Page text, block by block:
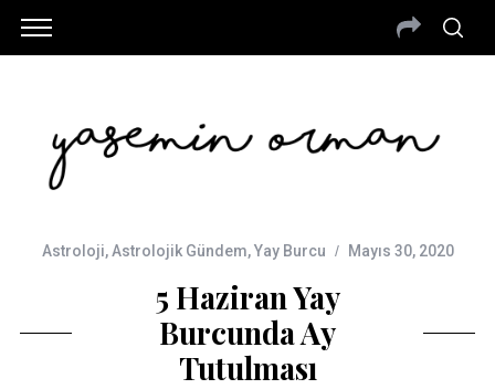
Astroloji,Astrolojik Gündem,Yay Burcu Mayıs 30, 2020
5 Haziran Yay
Burcunda Ay
Tutulması